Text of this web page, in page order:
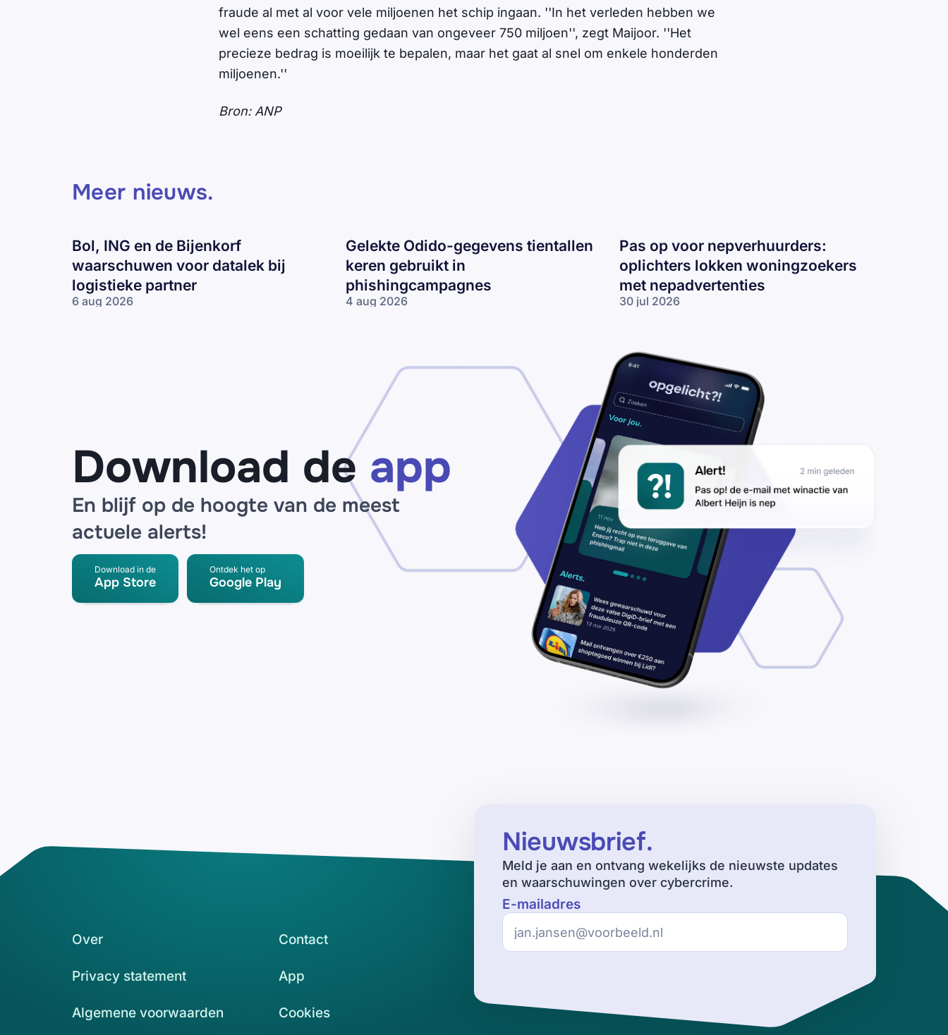
fraude al met al voor vele miljoenen het schip ingaan. ''In het verleden hebben we
wel eens een schatting gedaan van ongeveer 750 miljoen'', zegt Maijoor. ''Het
precieze bedrag is moeilijk te bepalen, maar het gaat al snel om enkele honderden
miljoenen.''
Bron: ANP
Meer nieuws.
Bol, ING en de Bijenkorf
waarschuwen voor datalek bij
logistieke partner
6 aug 2026
Gelekte Odido-gegevens tientallen
keren gebruikt in
phishingcampagnes
4 aug 2026
Pas op voor nepverhuurders:
oplichters lokken woningzoekers
met nepadvertenties
30 jul 2026
lokken
woningzoekers
nepadvertenties
Download de app
En blijf op de hoogte van de meest
actuele alerts!
Download in de
App Store
Ontdek het op
Google Play
Nieuwsbrief.
Meld je aan en ontvang wekelijks de nieuwste updates
en waarschuwingen over cybercrime.
E-mailadres
Over Contact
Privacy statement App
Algemene voorwaarden Cookies